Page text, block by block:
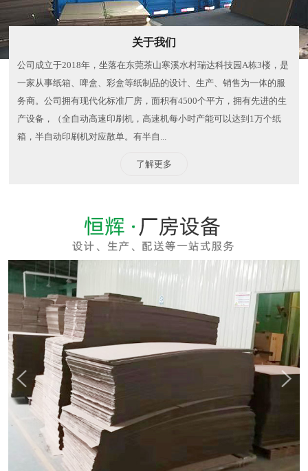
关于我们
公司成立于2018年，坐落在东莞茶山寒溪水村瑞达科技园A栋3楼，是
一家从事纸箱、啤盒、彩盒等纸制品的设计、生产、销售为一体的服
务商。公司拥有现代化标准厂房，面积有4500个平方，拥有先进的生
产设备，（全自动高速印刷机，高速机每小时产能可以达到1万个纸
箱，半自动印刷机对应散单。有半自...
了解更多